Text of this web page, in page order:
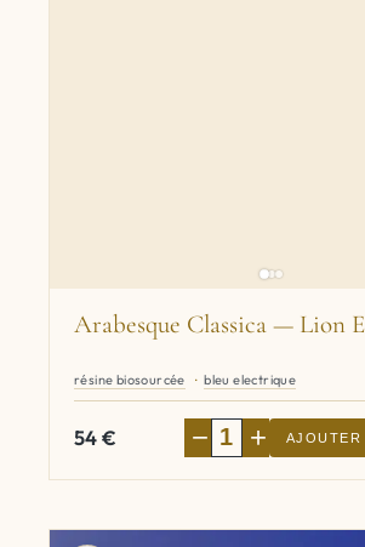
Arabesque Classica — Lion
résine biosourcée bleu electrique
54€ − + AJOUTER